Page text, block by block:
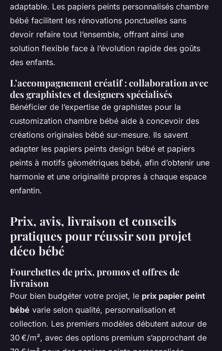
adaptable. Les papiers peints personnalisés chambre
bébé facilitent les rénovations ponctuelles sans
devoir refaire tout l’ensemble, offrant ainsi une
solution flexible face à l’évolution rapide des goûts
des enfants.
L’accompagnement créatif : collaboration avec
des graphistes et designers spécialisés
Bénéficier de l’expertise de graphistes pour la
customization chambre bébé aide à concevoir des
créations originales bébé sur-mesure. Ils savent
adapter les papiers peints design bébé et papiers
peints à motifs géométriques bébé, afin d’obtenir une
harmonie et une originalité propres à chaque espace
enfantin.
Prix, avis, livraison et conseils
pratiques pour réussir son projet
déco bébé
Fourchettes de prix, promos et offres de
livraison
Pour bien budgéter votre projet, le prix papier peint
bébé varie selon qualité, personnalisation et
collection. Les premiers modèles débutent autour de
30 €/m², avec des options premium s’approchant de